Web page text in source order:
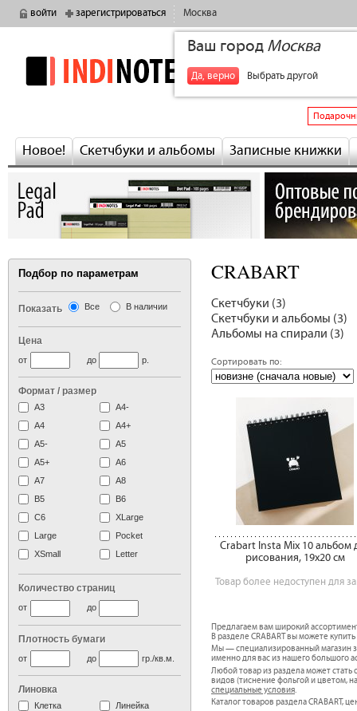
войти зарегистрироваться Москва
Ваш город Москва
Да, верно Выбрать другой
indinotes
Новое! Скетчбуки и альбомы Записные книжки
CRABART
Скетчбуки (3)
Скетчбуки и альбомы (3)
Альбомы на спирали (3)
Сортировать по:
Crabart Insta Mix 10 альбом
рисования, 19х20 см
Товар более недоступен для
Предлагаем вам широкий
В разделе CRABART вы можете
Мы — специализированный магазин
именно для вас из нашего большого
Любой товар из раздела может
видов (тиснение фольгой и цветом,
специальные условия.
Каталог товаров раздела CRABART,
Подбор по параметрам
Показать Все В наличии
Цена
до
от р.
Формат / размер
А3
А4-
А4
A4+
А5-
А5
A5+
А6
А7
A8
B5
B6
C6
XLarge
Large
Pocket
XSmall
Letter
Количество страниц
до
от
Плотность бумаги
до
от гр./кв.м.
Линовка
Клетка
Линейка